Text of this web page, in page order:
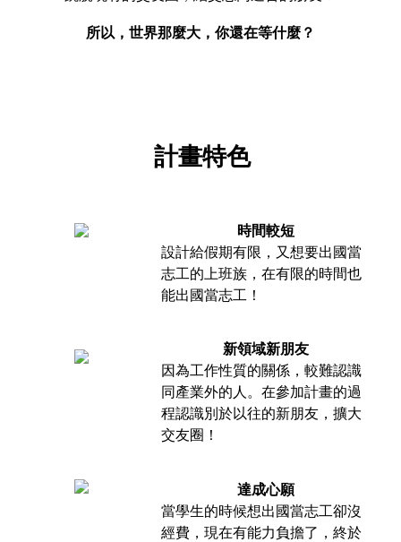
所以，世界那麼大，你還在等什麼？
計畫特色
時間較短
設計給假期有限，又想要出國當
志工的上班族，在有限的時間也
能出國當志工！
新領域新朋友
因為工作性質的關係，較難認識
同產業外的人。在參加計畫的過
程認識別於以往的新朋友，擴大
交友圈！
達成心願
當學生的時候想出國當志工卻沒
經費，現在有能力負擔了，終於